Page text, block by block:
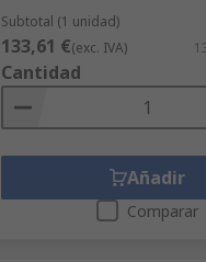
Subtotal (1 unidad)
133,61 €(exc. IVA)
Cantidad
Añadir
Comparar